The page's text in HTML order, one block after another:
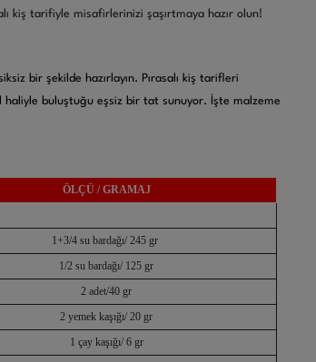
kiş tarifiyle misafirlerinizi şaşırtmaya hazır olun!
bir şekilde hazırlayın. Pırasalı kiş tarifleri
buluştuğu eşsiz bir tat sunuyor. İşte malzeme
ÖLÇÜ / GRAMAJ
1+3/4 su bardağı/ 245 gr
1/2 su bardağı/ 125 gr
2 adet/40 gr
2 yemek kaşığı/ 20 gr
1 çay kaşığı/ 6 gr